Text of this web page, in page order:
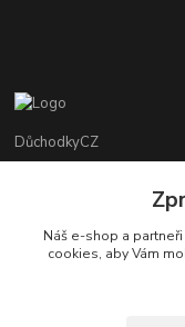
DůchodkyCZ
+420 412384749
Náš e-shop a
cookies, aby Vám